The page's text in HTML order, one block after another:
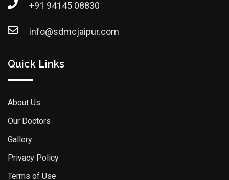
+91 94145 08830
info@sdmcjaipur.com
Quick Links
About Us
Our Doctors
Gallery
Privacy Policy
Terms of Use